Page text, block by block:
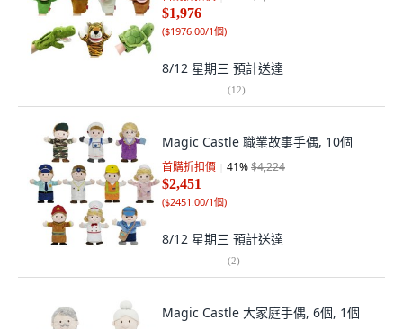
$1,976
($1976.00/1個)
8/12 星期三 預計送達
(12)
Magic Castle 職業故事手偶, 10個
首購折扣價 41%$4,224
$2,451
($2451.00/1個)
8/12 星期三 預計送達
(2)
Magic Castle 大家庭手偶, 6個, 1個